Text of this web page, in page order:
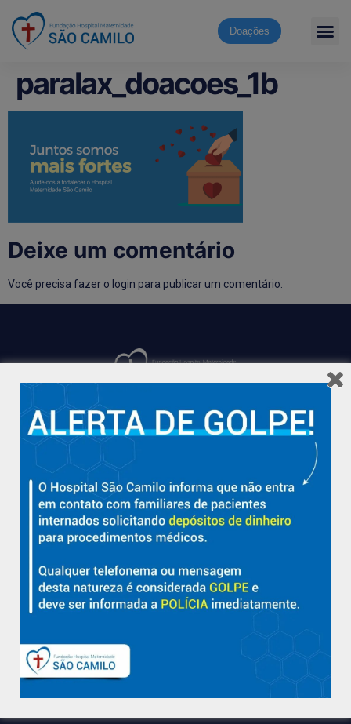
Doações
paralax_doacoes_1b
Deixe um comentário
Você precisa fazer o login para publicar um comentário.
Hospital São Camilo – há mais de 50 anos cuidando da saúde
com qualidade, acolhimento e compromisso com a vida em
Aracruz e região.
Sobre
Nossa História e Fundador
Diretorias
Trabalhe Conosco
Blog